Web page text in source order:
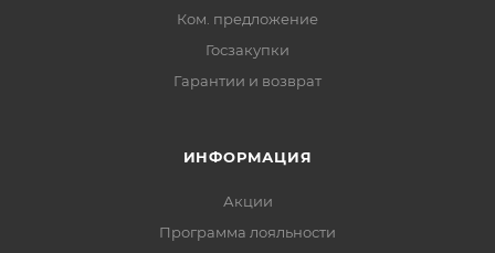
Ком. предложение
Госзакупки
Гарантии и возврат
ИНФОРМАЦИЯ
Акции
Программа лояльности